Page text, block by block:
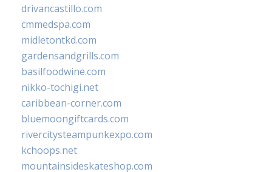
drivancastillo.com
cmmedspa.com
midletontkd.com
gardensandgrills.com
basilfoodwine.com
nikko-tochigi.net
caribbean-corner.com
bluemoongiftcards.com
rivercitysteampunkexpo.com
kchoops.net
mountainsideskateshop.com